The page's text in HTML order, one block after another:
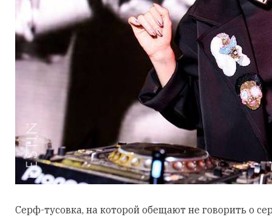
Серф-тусовка, на которой обещают не говорить о